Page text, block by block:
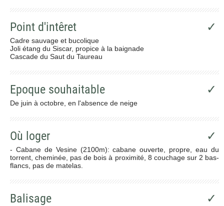
Point d'intêret ✓
Cadre sauvage et bucolique
Joli étang du Siscar, propice à la baignade
Cascade du Saut du Taureau
Epoque souhaitable ✓
De juin à octobre, en l'absence de neige
Où loger ✓
- Cabane de Vesine (2100m): cabane ouverte, propre, eau du
torrent, cheminée, pas de bois à proximité, 8 couchage sur 2 bas-
flancs, pas de matelas.
Balisage ✓